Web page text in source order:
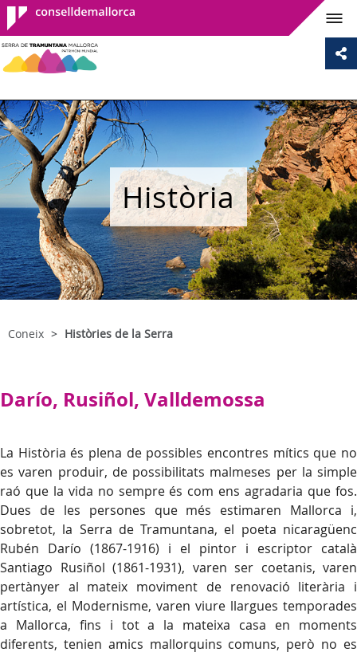
Consell de
Mallorca
Història
Coneix Històries de la Serra
Darío, Rusiñol, Valldemossa
La Història és plena de possibles encontres mítics que no
es varen produir, de possibilitats malmeses per la simple
raó que la vida no sempre és com ens agradaria que fos.
Dues de les persones que més estimaren Mallorca i,
sobretot, la Serra de Tramuntana, el poeta nicaragüenc
Rubén Darío (1867-1916) i el pintor i escriptor català
Santiago Rusiñol (1861-1931), varen ser coetanis, varen
pertànyer al mateix moviment de renovació literària i
artística, el Modernisme, varen viure llargues temporades
a Mallorca, fins i tot a la mateixa casa en moments
diferents, tenien amics mallorquins comuns, però no es